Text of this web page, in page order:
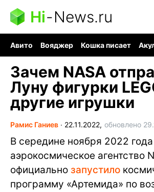
Hi-News.ru
Авито Вояджер Кошка писает
Зачем NASA
Луну фигурки
другие игрушки
Рамис Ганиев ∙ 22.11.2022, обновлено
В середине ноября 2022 года
аэрокосмическое агентство
официально запустило
программу «Артемида» по